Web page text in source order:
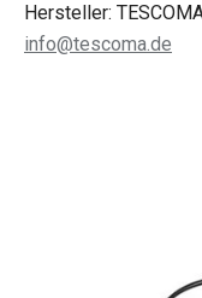
Hersteller:
info@tescoma.de